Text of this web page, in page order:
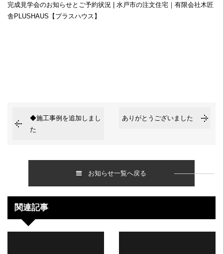
完成見学会のお知らせとご予約状況 | 水戸市の注文住宅｜有限会社木匠
舎PLUSHAUS【プラスハウス】
◆施工事例を追加しまし
た
ありがとうございました
お知らせ一覧へ戻る
関連記事